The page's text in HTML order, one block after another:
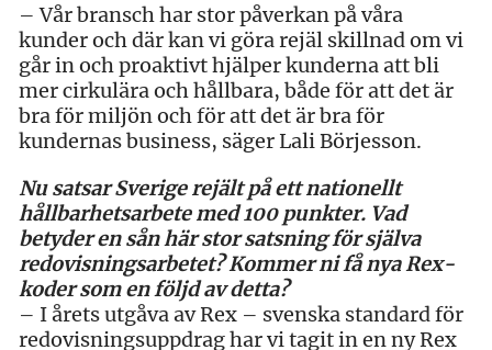
– Vår bransch har stor påverkan på våra
kunder och där kan vi göra rejäl skillnad om vi
går in och proaktivt hjälper kunderna att bli
mer cirkulära och hållbara, både för att det är
bra för miljön och för att det är bra för
kundernas business, säger Lali Börjesson.
Nu satsar Sverige rejält på ett nationellt
hållbarhetsarbete med 100 punkter. Vad
betyder en sån här stor satsning för själva
redovisningsarbetet? Kommer ni få nya Rex-
koder som en följd av detta?
– I årets utgåva av Rex – svenska standard för
redovisningsuppdrag har vi tagit in en ny Rex